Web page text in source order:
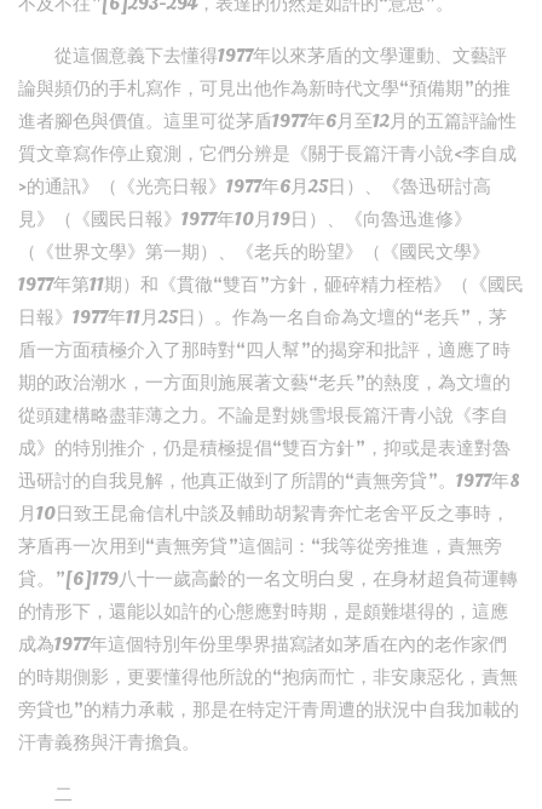
從這個意義下去懂得1977年以來茅盾的文學運動、文藝評
論與頻仍的手札寫作，可見出他作為新時代文學“預備期”的推
進者腳色與價值。這里可從茅盾1977年6月至12月的五篇評論性
質文章寫作停止窺測，它們分辨是《關于長篇汗青小說<李自成
>的通訊》（《光亮日報》1977年6月25日）、《魯迅研討高
見》（《國民日報》1977年10月19日）、《向魯迅進修》
（《世界文學》第一期）、《老兵的盼望》（《國民文學》
1977年第11期）和《貫徹“雙百”方針，砸碎精力桎梏》（《國民
日報》1977年11月25日）。作為一名自命為文壇的“老兵”，茅
盾一方面積極介入了那時對“四人幫”的揭穿和批評，適應了時
期的政治潮水，一方面則施展著文藝“老兵”的熱度，為文壇的
從頭建構略盡菲薄之力。不論是對姚雪垠長篇汗青小說《李自
成》的特別推介，仍是積極提倡“雙百方針”，抑或是表達對魯
迅研討的自我見解，他真正做到了所謂的“責無旁貸”。1977年8
月10日致王昆侖信札中談及輔助胡絜青奔忙老舍平反之事時，
茅盾再一次用到“責無旁貸”這個詞：“我等從旁推進，責無旁
貸。”[6]179八十一歲高齡的一名文明白叟，在身材超負荷運轉
的情形下，還能以如許的心態應對時期，是頗難堪得的，這應
成為1977年這個特別年份里學界描寫諸如茅盾在內的老作家們
的時期側影，更要懂得他所說的“抱病而忙，非安康惡化，責無
旁貸也”的精力承載，那是在特定汗青周遭的狀況中自我加載的
汗青義務與汗青擔負。
二